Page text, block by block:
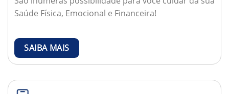
Saúde Física, Emocional e Financeira!
SAIBA MAIS